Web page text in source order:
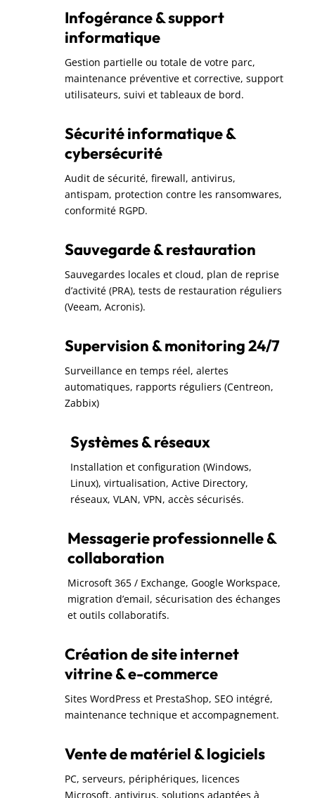
Infogérance & support
informatique
Gestion partielle ou totale de votre parc,
maintenance préventive et corrective, support
utilisateurs, suivi et tableaux de bord.
Sécurité informatique &
cybersécurité
Audit de sécurité, firewall, antivirus,
antispam, protection contre les ransomwares,
conformité RGPD.
Sauvegarde & restauration
Sauvegardes locales et cloud, plan de reprise
d’activité (PRA), tests de restauration réguliers
(Veeam, Acronis).
Supervision & monitoring 24/7
Surveillance en temps réel, alertes
automatiques, rapports réguliers (Centreon,
Zabbix)
Systèmes & réseaux
Installation et configuration (Windows,
Linux), virtualisation, Active Directory,
réseaux, VLAN, VPN, accès sécurisés.
Messagerie professionnelle &
collaboration
Microsoft 365 / Exchange, Google Workspace,
migration d’email, sécurisation des échanges
et outils collaboratifs.
Création de site internet
vitrine & e-commerce
Sites WordPress et PrestaShop, SEO intégré,
maintenance technique et accompagnement.
Vente de matériel & logiciels
PC, serveurs, périphériques, licences
Microsoft, antivirus, solutions adaptées à